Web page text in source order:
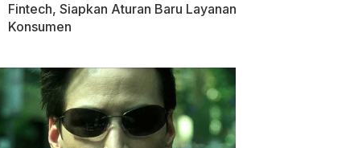
Fintech, Siapkan Aturan Baru Layanan
Konsumen